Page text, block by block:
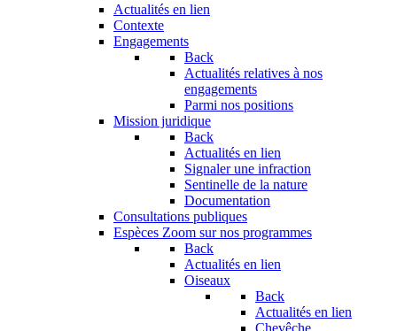
Actualités en lien
Contexte
Engagements
Back
Actualités relatives à nos
engagements
Parmi nos positions
Mission juridique
Back
Actualités en lien
Signaler une infraction
Sentinelle de la nature
Documentation
Consultations publiques
Espèces Zoom sur nos programmes
Back
Actualités en lien
Oiseaux
Back
Actualités en lien